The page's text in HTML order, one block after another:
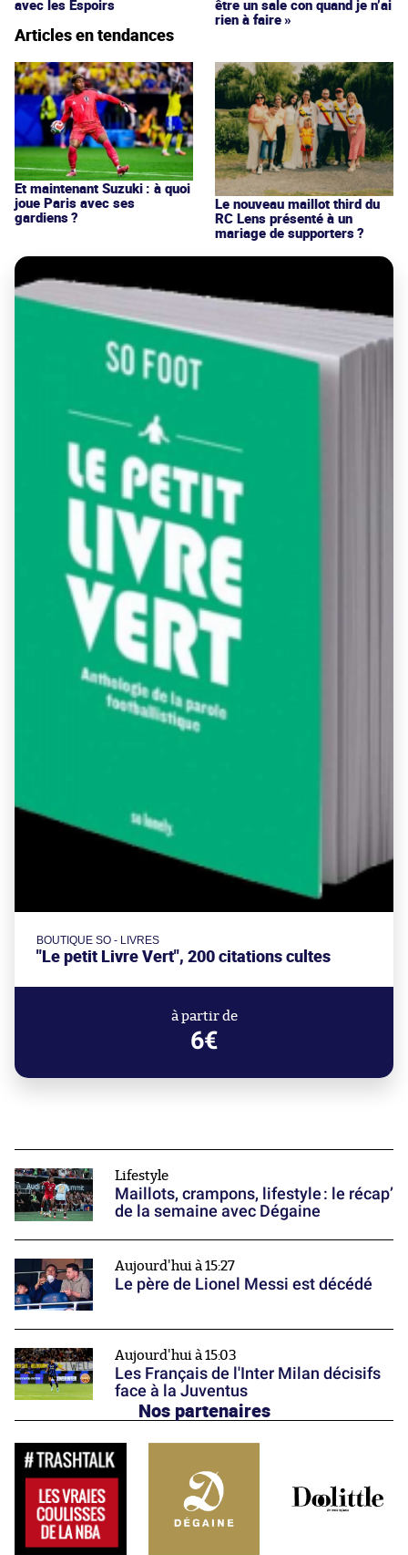
avec les Espoirs
être un sale con quand je n’ai
rien à faire »
Articles en tendances
Et maintenant Suzuki : à quoi
joue Paris avec ses
gardiens ?
Le nouveau maillot third du
RC Lens présenté à un
mariage de supporters ?
BOUTIQUE SO - LIVRES
"Le petit Livre Vert", 200 citations cultes
à partir de
6€
Lifestyle
Maillots, crampons, lifestyle : le récap’
de la semaine avec Dégaine
Aujourd'hui à 15:27
Le père de Lionel Messi est décédé
Aujourd'hui à 15:03
Les Français de l'Inter Milan décisifs
face à la Juventus
Nos partenaires